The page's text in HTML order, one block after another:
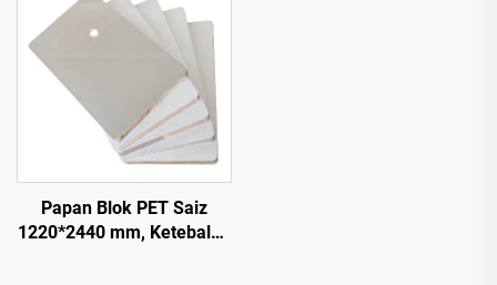
Hiasan Kabinet
Papan Blok PET Saiz
1220*2440 mm, Ketebalan